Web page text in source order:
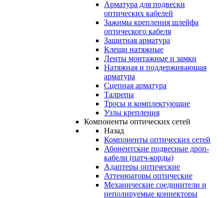
Арматура для подвески
оптических кабелей
Зажимы крепления шлейфа
оптического кабеля
Защитная арматура
Клещи натяжные
Ленты монтажные и замки
Натяжная и поддерживающая
арматура
Сцепная арматура
Талрепы
Тросы и комплектующие
Узлы крепления
Компоненты оптических сетей
Назад
Компоненты оптических сетей
Абонентские подвесные дроп-
кабели (патч-корды)
Адаптеры оптические
Аттенюаторы оптические
Механические соединители и
неполируемые коннекторы